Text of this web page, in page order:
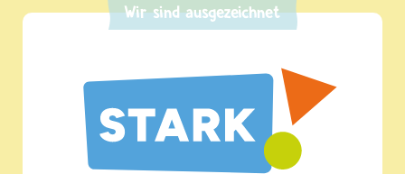
Wir sind ausgezeichnet